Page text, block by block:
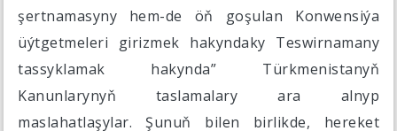
şertnamasyny hem-de öň goşulan Konwensiýa
üýtgetmeleri girizmek hakyndaky Teswirnamany
tassyklamak hakynda” Türkmenistanyň
Kanunlarynyň taslamalary ara alnyp
maslahatlaşylar. Şunuň bilen birlikde, hereket